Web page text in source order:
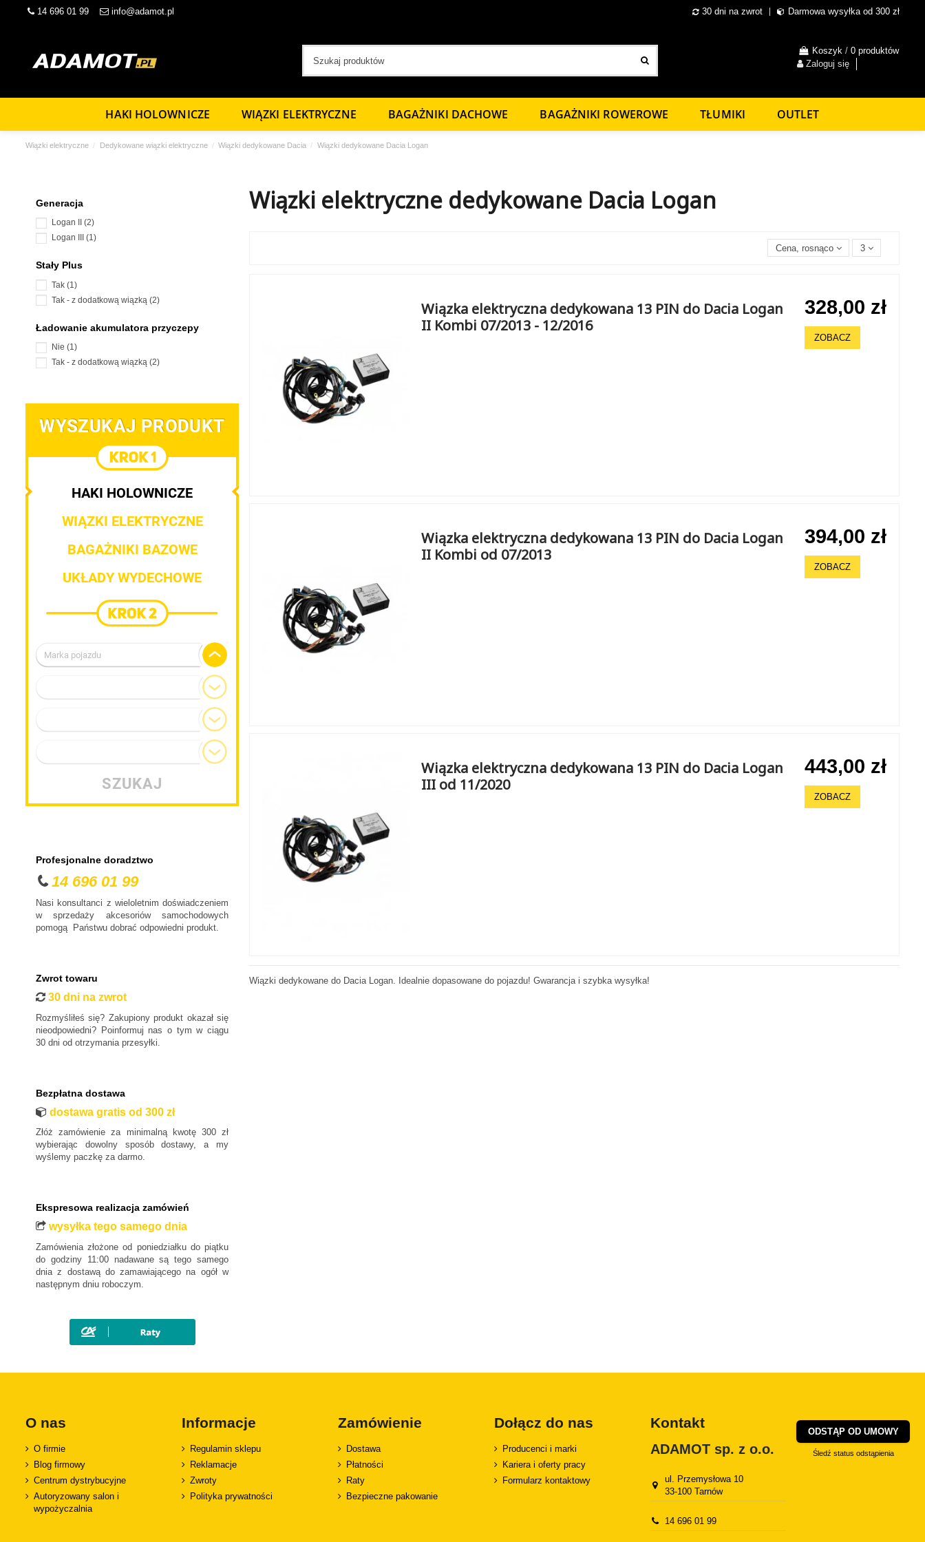
14 696 01 99 info@adamot.pl 30 dni na zwrot Darmowa wysyłka od 300 zł
Koszyk / 0 produktów
Zaloguj się
HAKI HOLOWNICZE WIĄZKI ELEKTRYCZNE BAGAŻNIKI DACHOWE BAGAŻNIKI ROWEROWE TŁUMIKI OUTLET
Wiązki elektryczne Dedykowane wiązki elektryczne Wiązki dedykowane Dacia Wiązki dedykowane Dacia Logan
Wiązki elektryczne dedykowane Dacia Logan
Cena, rosnąco 3
Wiązka elektryczna dedykowana 13 PIN do Dacia Logan
II Kombi 07/2013 - 12/2016
328,00 zł
ZOBACZ
Wiązka elektryczna dedykowana 13 PIN do Dacia Logan
II Kombi od 07/2013
394,00 zł
ZOBACZ
Wiązka elektryczna dedykowana 13 PIN do Dacia Logan
III od 11/2020
443,00 zł
ZOBACZ
Wiązki dedykowane do Dacia Logan. Idealnie dopasowane do pojazdu! Gwarancja i szybka wysyłka!
Generacja
Logan II (2)
Logan III (1)
Stały Plus
Tak (1)
Tak - z dodatkową wiązką (2)
Ładowanie akumulatora przyczepy
Nie (1)
Tak - z dodatkową wiązką (2)
WYSZUKAJ PRODUKT
HAKI HOLOWNICZE
WIĄZKI ELEKTRYCZNE
BAGAŻNIKI BAZOWE
UKŁADY WYDECHOWE
Marka pojazdu
Audi
Honda
Jaguar
Jeep
MAN
Maxus
Nissan
Opel
Porsche
Rover
Skoda
SsangYong
Subaru
Suzuki
Tesla
SZUKAJ
Profesjonalne doradztwo
14 696 01 99
Nasi konsultanci z wieloletnim doświadczeniem
w sprzedaży akcesoriów samochodowych
pomogą Państwu dobrać odpowiedni produkt.
Zwrot towaru
30 dni na zwrot
Rozmyśliłeś się? Zakupiony produkt okazał się
nieodpowiedni? Poinformuj nas o tym w ciągu
30 dni od otrzymania przesyłki.
Bezpłatna dostawa
dostawa gratis od 300 zł
Złóż zamówienie za minimalną kwotę 300 zł
wybierając dowolny sposób dostawy, a my
wyślemy paczkę za darmo.
Ekspresowa realizacja zamówień
wysyłka tego samego dnia
Zamówienia złożone od poniedziałku do piątku
do godziny 11:00 nadawane są tego samego
dnia z dostawą do zamawiającego na ogół w
następnym dniu roboczym.
O nas
O firmie
Blog firmowy
Centrum dystrybucyjne
Autoryzowany salon i
wypożyczalnia
Informacje
Regulamin sklepu
Reklamacje
Zwroty
Polityka prywatności
Zamówienie
Dostawa
Płatności
Raty
Bezpieczne pakowanie
Dołącz do nas
Producenci i marki
Kariera i oferty pracy
Formularz kontaktowy
Kontakt
ADAMOT sp. z o.o.
ul. Przemysłowa 10
33-100 Tarnów
14 696 01 99
ODSTĄP OD UMOWY
Śledź status odstąpienia